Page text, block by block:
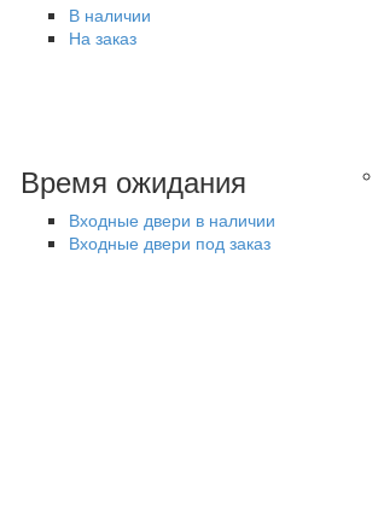
В наличии
На заказ
Время ожидания
Входные двери в наличии
Входные двери под заказ